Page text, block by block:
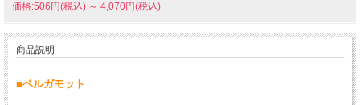
価格:506円(税込) ～ 4,070円(税込)
商品説明
■ベルガモット